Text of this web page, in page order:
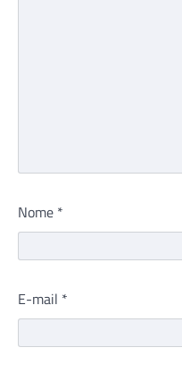
Nome *
E-mail *